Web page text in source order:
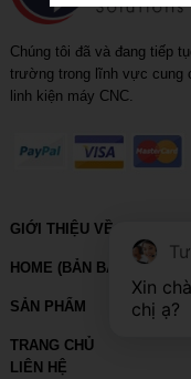
Tool holder with coolant
Chúng tôi đã và đang tiếp
trường trong lĩnh vực cung
linh kiện máy CNC.
GIỚI THIỆU VỀ VIHOTH
HOME (BẢN BACKUP –
SẢN PHẨM
TRANG CHỦ
LIÊN HỆ
Xin
chị ạ?